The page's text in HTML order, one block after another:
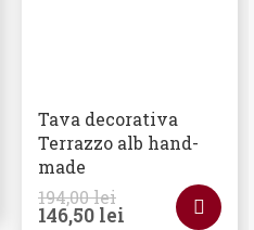
Tava decorativa
Terrazzo alb hand-
made
194,00lei
146,50 lei